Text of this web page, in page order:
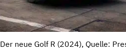
Der neue Golf R (2024), Quelle: